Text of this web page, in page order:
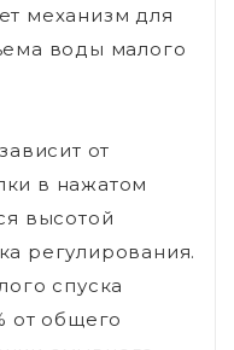
механизм для
воды малого
от
в нажатом
высотой
регулирования.
спуска
от общего